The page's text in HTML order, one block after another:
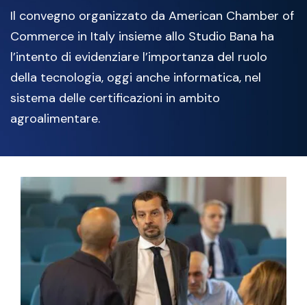
Il convegno organizzato da American Chamber of
Commerce in Italy insieme allo Studio Bana ha
l’intento di evidenziare l’importanza del ruolo
della tecnologia, oggi anche informatica, nel
sistema delle certificazioni in ambito
agroalimentare.